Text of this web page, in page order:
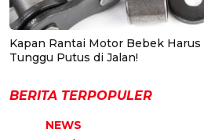
Kapan Rantai Motor Bebek
Tunggu Putus di Jalan!
BERITA TERPOPULER
NEWS